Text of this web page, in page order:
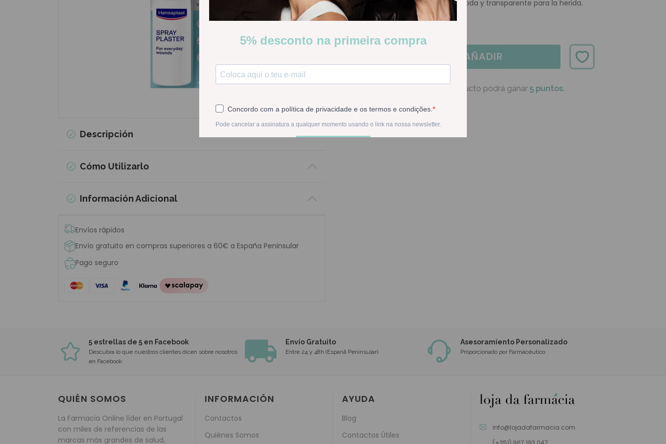
Descripción
Cómo Utilizarlo
Información Adicional
Envíos rápidos
Envío gratuito en compras superiores a 60€ a España Peninsular
Pago seguro
Proporciona una protección cómoda y transparente para la herida.
AÑADIR
En la compra de este producto podrá ganar 5 puntos.
5 estrellas de 5 en Facebook
Descubra lo que nuestros clientes dicen sobre nosotros
en Facebook
Envío Gratuito
Entre 24 y 48h (Espanã Peninsular)
Asesoramiento Personalizado
Proporcionado por Farmacéutico
QUIÉN SOMOS
La Farmacia Online líder en Portugal
con miles de referencias de las
marcas más grandes de salud,
INFORMACIÓN
Contactos
Quiénes Somos
AYUDA
Blog
Contactos Útiles
info@lojadafarmacia.com